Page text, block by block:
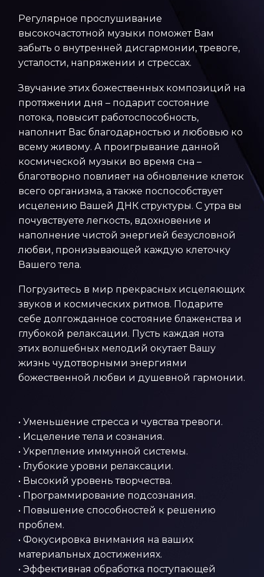
Регулярное прослушивание
высокочастотной музыки поможет Вам
забыть о внутренней дисгармонии, тревоге,
усталости, напряжении и стрессах.
Звучание этих божественных композиций на
протяжении дня – подарит состояние
потока, повысит работоспособность,
наполнит Вас благодарностью и любовью ко
всему живому. А проигрывание данной
космической музыки во время сна –
благотворно повлияет на обновление клеток
всего организма, а также поспособствует
исцелению Вашей ДНК структуры. С утра вы
почувствуете легкость, вдохновение и
наполнение чистой энергией безусловной
любви, пронизывающей каждую клеточку
Вашего тела.
Погрузитесь в мир прекрасных исцеляющих
звуков и космических ритмов. Подарите
себе долгожданное состояние блаженства и
глубокой релаксации. Пусть каждая нота
этих волшебных мелодий окутает Вашу
жизнь чудотворными энергиями
божественной любви и душевной гармонии.
• Уменьшение стресса и чувства тревоги.
• Исцеление тела и сознания.
• Укрепление иммунной системы.
• Глубокие уровни релаксации.
• Высокий уровень творчества.
• Программирование подсознания.
• Повышение способностей к решению
проблем.
• Фокусировка внимания на ваших
материальных достижениях.
• Эффективная обработка поступающей